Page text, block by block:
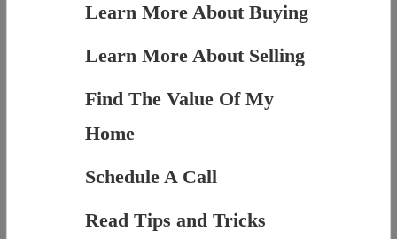
Learn More About Buying
Learn More About Selling
Find The Value Of My
Home
Schedule A Call
Read Tips and Tricks